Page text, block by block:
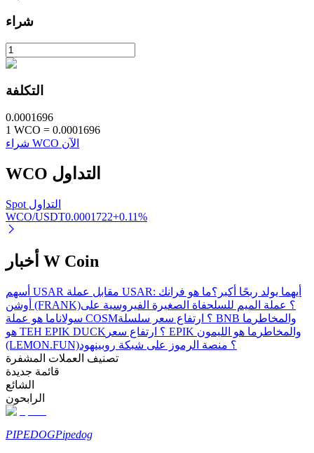
الإحالة
قم بدعوة صديق لتحصل على مكافآت نقدية
BTC Welcome Rewards
شراء
التكلفة
0.0001696
1 WCO = 0.0001696
شراء WCO الآن
WCO التداول
Spot التداول
WCO/USDT0.0001722+0.11%
أخبار W Coin
أسهم USAR مقابل عملة USAR: أيهما يولد ربحًا أكبر؟ما هو فرانك
أوشن (FRANK)؟ عملة الميم للسلحفاة الصغيرة الفيروسية على
سولانا
ما هو عملة COSM؟ ارتفاع سعر سلسلة BNB والمخاطر ما
هو TEH EPIK DUCK؟ ارتفاع سعر EPIK والمخاطر ما هو الليمون
(LEMON.FUN)؟ منصة الرموز على شبكة روبينهود
تصنيف العملات المشفرة
قائمة جديدة
الشائع
الرابحون
PIPEDOGPipedog